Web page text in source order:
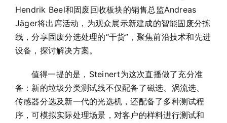
Hendrik Beel和固废回收板块的销售总监Andreas
Jäger将出席活动，为观众展示新建成的智能固废分拣
线，分享固废分选处理的“干货”，聚焦前沿技术和先进
设备，探讨解决方案。
值得一提的是，Steinert为这次直播做了充分准
备：新的垃圾分类测试线不仅配备了磁选、涡流选、
传感器分选及新一代的光选机，还配备了多种测试程
序，可模拟实际处理场景，对客户的样料进行测试和